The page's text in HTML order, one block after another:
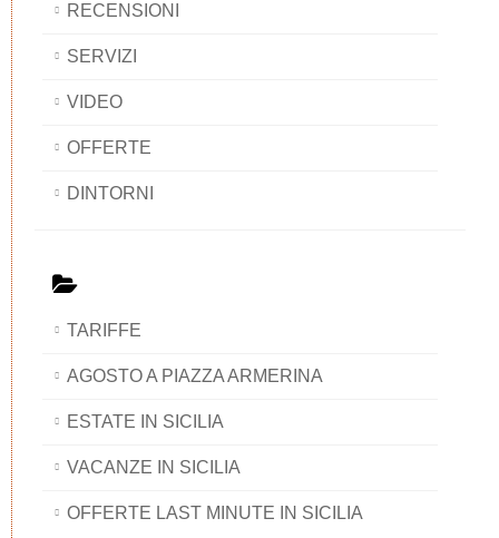
RECENSIONI
SERVIZI
VIDEO
OFFERTE
DINTORNI
TARIFFE
AGOSTO A PIAZZA ARMERINA
ESTATE IN SICILIA
VACANZE IN SICILIA
OFFERTE LAST MINUTE IN SICILIA